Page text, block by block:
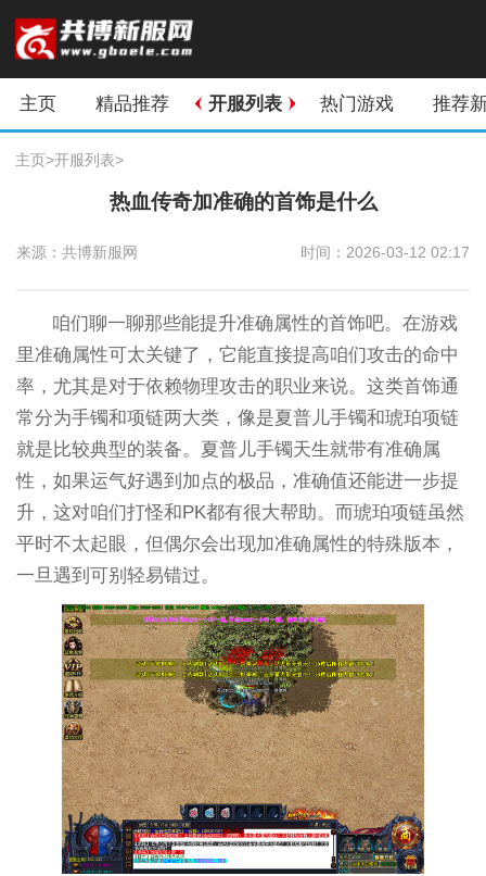
主页 精品推荐 开服列表 热门游戏 推荐
主页>开服列表>
热血传奇加准确的首饰是什么
来源：共博新服网 时间：2026-03-12 02:17
咱们聊一聊那些能提升准确属性的首饰吧。在游戏
里准确属性可太关键了，它能直接提高咱们攻击的命中
率，尤其是对于依赖物理攻击的职业来说。这类首饰通
常分为手镯和项链两大类，像是夏普儿手镯和琥珀项链
就是比较典型的装备。夏普儿手镯天生就带有准确属
性，如果运气好遇到加点的极品，准确值还能进一步提
升，这对咱们打怪和PK都有很大帮助。而琥珀项链虽然
平时不太起眼，但偶尔会出现加准确属性的特殊版本，
一旦遇到可别轻易错过。